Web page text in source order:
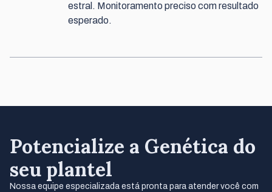
estral. Monitoramento preciso com resultado
esperado.
Potencialize a Genética do
seu plantel
Nossa equipe especializada está pronta para atender você com